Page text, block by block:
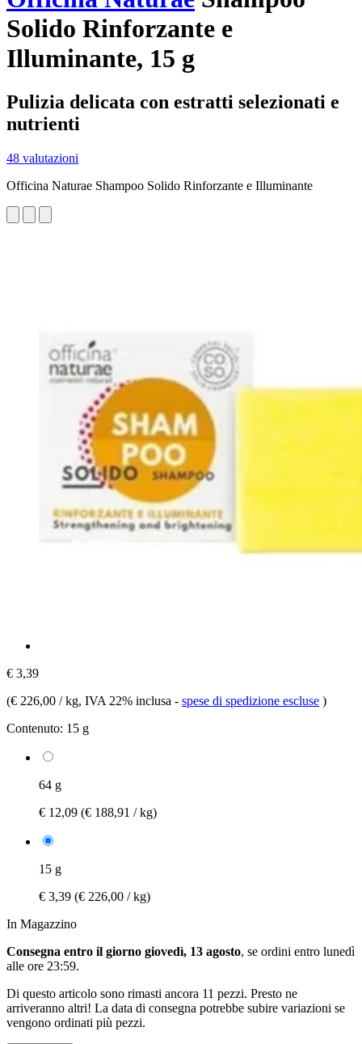
Solido Rinforzante e
Illuminante, 15 g
Pulizia delicata con estratti selezionati e
nutrienti
48 valutazioni
Officina Naturae Shampoo Solido Rinforzante e Illuminante
€ 3,39
(€ 226,00 / kg, IVA 22% inclusa - spese di spedizione escluse )
Contenuto: 15 g
64 g
€ 12,09 (€ 188,91 / kg)
15 g
€ 3,39 (€ 226,00 / kg)
In Magazzino
Consegna entro il giorno giovedì, 13 agosto, se ordini entro lunedì
alle ore 23:59.
Di questo articolo sono rimasti ancora 11 pezzi. Presto ne
arriveranno altri! La data di consegna potrebbe subire variazioni se
vengono ordinati più pezzi.